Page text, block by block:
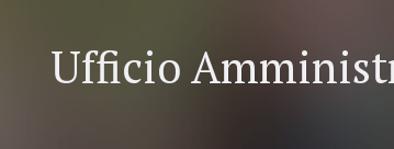
Ufficio